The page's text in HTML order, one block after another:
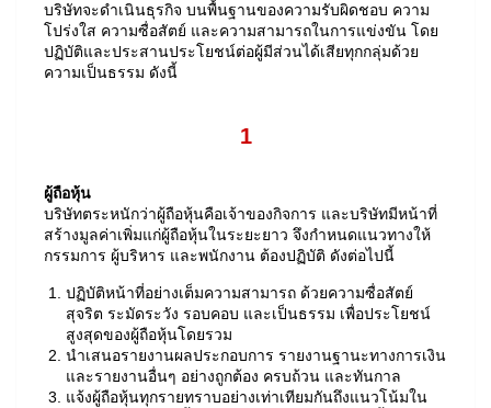
บริษัทจะดำเนินธุรกิจ บนพื้นฐานของความรับผิดชอบ ความ
โปร่งใส ความซื่อสัตย์ และความสามารถในการแข่งขัน โดย
ปฏิบัติและประสานประโยชน์ต่อผู้มีส่วนได้เสียทุกกลุ่มด้วย
ความเป็นธรรม ดังนี้
1
ผู้ถือหุ้น
บริษัทตระหนักว่าผู้ถือหุ้นคือเจ้าของกิจการ และบริษัทมีหน้าที่
สร้างมูลค่าเพิ่มแก่ผู้ถือหุ้นในระยะยาว จึงกำหนดแนวทางให้
กรรมการ ผู้บริหาร และพนักงาน ต้องปฏิบัติ ดังต่อไปนี้
ปฏิบัติหน้าที่อย่างเต็มความสามารถ ด้วยความซื่อสัตย์
สุจริต ระมัดระวัง รอบคอบ และเป็นธรรม เพื่อประโยชน์
สูงสุดของผู้ถือหุ้นโดยรวม
นำเสนอรายงานผลประกอบการ รายงานฐานะทางการเงิน
และรายงานอื่นๆ อย่างถูกต้อง ครบถ้วน และทันกาล
แจ้งผู้ถือหุ้นทุกรายทราบอย่างเท่าเทียมกันถึงแนวโน้มใน